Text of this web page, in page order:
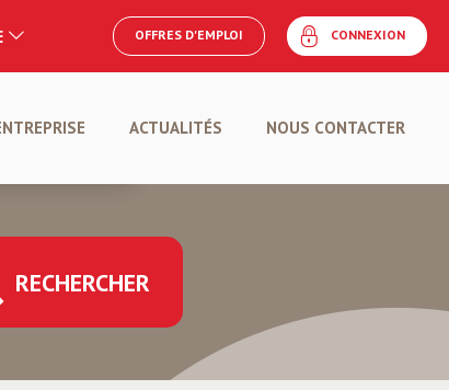
OFFRES D'EMPLOI CONNEXION
ACTUALITÉS NOUS CONTACTER
RECHERCHER